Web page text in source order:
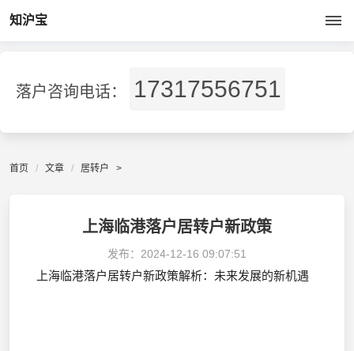
知沪宝
落户咨询电话： 17317556751
首页 文章 居转户 >
上海临港落户居转户新政策
发布： 2024-12-16 09:07:51
上海临港落户居转户新政策解析：未来发展的新机遇